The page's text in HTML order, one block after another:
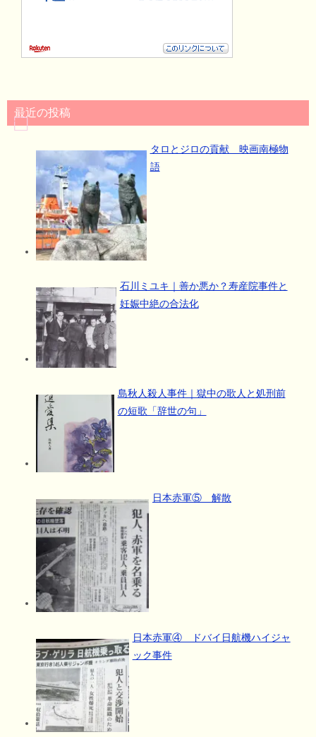
最近の投稿
タロとジロの貢献 映画南極物
語
石川ミユキ｜善か悪か？寿産院事件と
妊娠中絶の合法化
島秋人殺人事件｜獄中の歌人と処刑前
の短歌「辞世の句」
日本赤軍⑤ 解散
日本赤軍④ ドバイ日航機ハイジャ
ック事件